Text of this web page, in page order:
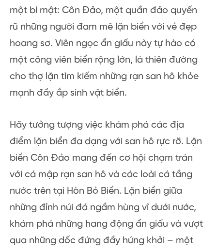
một bí mật: Côn Đảo, một quần đảo quyến
rũ những người đam mê lặn biển với vẻ đẹp
hoang sơ. Viên ngọc ẩn giấu này tự hào có
một công viên biển rộng lớn, là thiên đường
cho thợ lặn tìm kiếm những rạn san hô khỏe
mạnh đầy ắp sinh vật biển.
Hãy tưởng tượng việc khám phá các địa
điểm lặn biển đa dạng với san hô rực rỡ. Lặn
biển Côn Đảo mang đến cơ hội chạm trán
với cá mập rạn san hô và các loài cá tầng
nước trên tại Hòn Bỏ Biển. Lặn biển giữa
những đỉnh núi đá ngầm hùng vĩ dưới nước,
khám phá những hang động ẩn giấu và vượt
qua những dốc đứng đầy hứng khởi – một